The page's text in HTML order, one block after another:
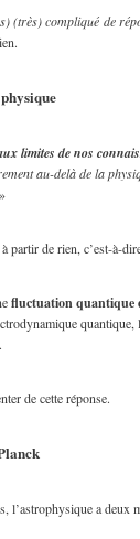
(très) compliqué de
limites de nos
au-delà de la
»
partir de rien, c’est-à-
fluctuation quantique
quantique,
de cette réponse.
l’astrophysique a deux